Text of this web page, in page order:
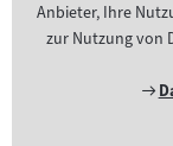
Anbieter, Ihre
zur Nutzung von